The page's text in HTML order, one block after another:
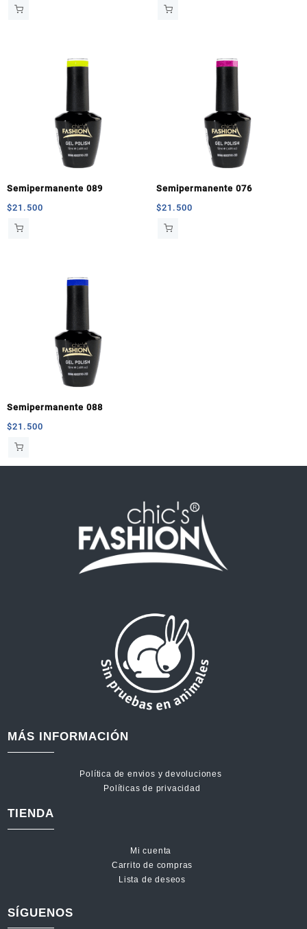
Semipermanente 089
$21.500
Semipermanente 076
$21.500
Semipermanente 088
$21.500
MÁS INFORMACIÓN
Política de envios y devoluciones
Políticas de privacidad
TIENDA
Mi cuenta
Carrito de compras
Lista de deseos
SÍGUENOS